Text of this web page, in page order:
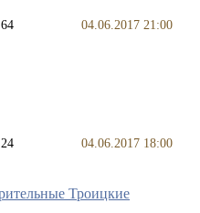
64 04.06.2017 21:00
24 04.06.2017 18:00